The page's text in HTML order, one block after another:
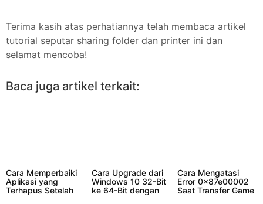
Terima kasih atas perhatiannya telah membaca artikel
tutorial seputar sharing folder dan printer ini dan
selamat mencoba!
Baca juga artikel terkait:
Cara Memperbaiki
Aplikasi yang
Terhapus Setelah
Cara Upgrade dari
Windows 10 32-Bit
ke 64-Bit dengan
Cara Mengatasi
Error 0x87e00002
Saat Transfer Game